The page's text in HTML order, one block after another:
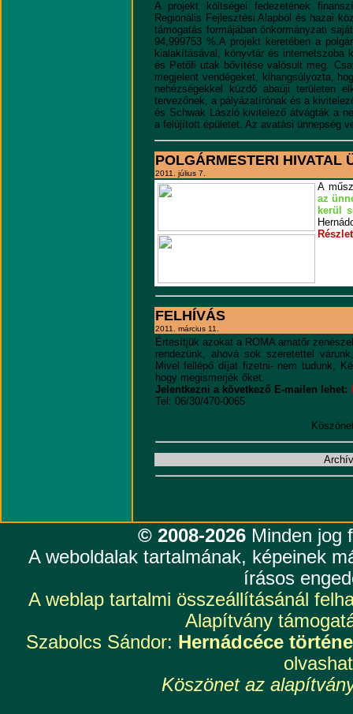
A projekt költségei fedezetének
Regionális Fejlesztési Alapból és hazai
támogatás formájában önkormányzati
94,999753 %.A projekt keretében a
kialakításával, könyvtár és internetszoba
és Petőfi utak bővítése valósult meg.
megjelent vendégeket, kihangsúlyozta,
nehézségekkel küzdő abaúji területen
tervezőnek, a pályázatírónak és a
és Schwak László kivitelező átvágták a
a felújított épületet. Az avatási ünnepség
POLGÁRMESTERI HIVATAL
2011. július 7.
A
az
kerül
FELHÍVÁS
2011. március 11.
Értesítjük azokat a ROMA amatőr
rendezünk, ahová sok szeretettel
Mivel fellépő díjat fizetni- nem tudunk,
hogy megismerjék őket.
Jelentkezni a következő E-mailen lehet:
Tel: 06/30/470-0065
© 2008-2026 Minden jog
A weboldalak tartalmának, képeinek
írásos
A weblap tartalmi összeállításánál
Alapítvány
Szabolcs Sándor: Hernádcéce
Köszönet az